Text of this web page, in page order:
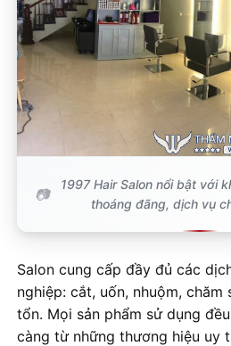
1997 Hair Salon nổi bật với
thoáng đãng, dịch vụ
Salon cung cấp đầy đủ các
nghiệp: cắt, uốn, nhuộm,
tổn. Mọi sản phẩm sử dụng
càng từ những thương hiệu uy